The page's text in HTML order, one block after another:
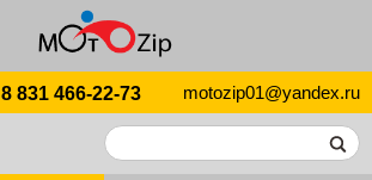
8 831 466-22-73 motozip01@yandex.ru